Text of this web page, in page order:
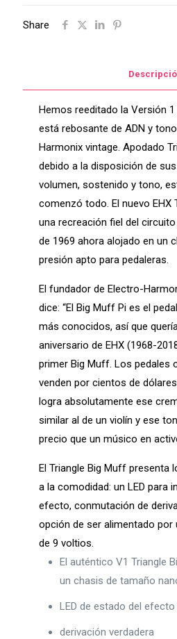
Share
Hemos reeditado la Versión
está rebosante de ADN y
Harmonix vintage. Apodado
debido a la disposición de
volumen, sostenido y tono,
comenzó todo. El nuevo EHX
una recreación fiel del
de 1969 ahora alojado en un
presión apto para pedaleras.
El fundador de Electro-
dice: “El Big Muff Pi es el
más conocidos, así que
aniversario de EHX (1968-
primer Big Muff. Los pedales
venden por cientos de
logra absolutamente ese
similar al de un violín y ese
precio que un músico en
El Triangle Big Muff presenta
a la comodidad: un LED para
efecto, conmutación de
opción de ser alimentado por
de 9 voltios.
El auténtico V1 Triangle
un chasis de tamaño
LED de estado del efecto
derivación verdadera